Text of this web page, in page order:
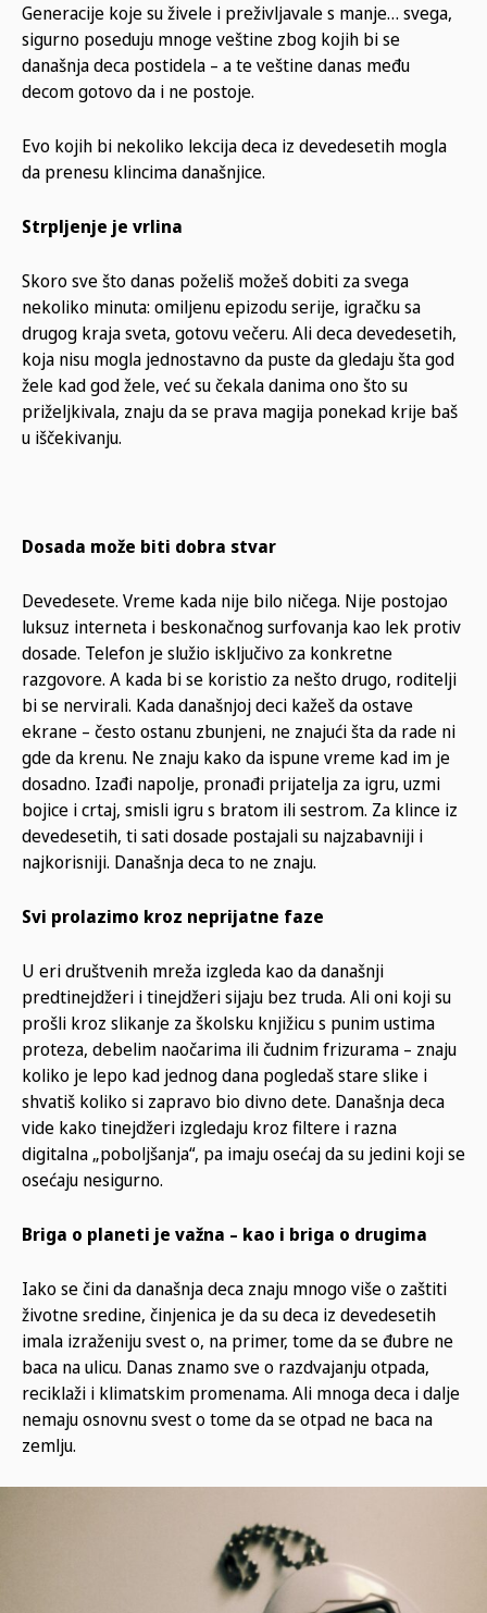
Generacije koje su živele i preživljavale s manje… svega,
sigurno poseduju mnoge veštine zbog kojih bi se
današnja deca postidela – a te veštine danas među
decom gotovo da i ne postoje.
Evo kojih bi nekoliko lekcija deca iz devedesetih mogla
da prenesu klincima današnjice.
Strpljenje je vrlina
Skoro sve što danas poželiš možeš dobiti za svega
nekoliko minuta: omiljenu epizodu serije, igračku sa
drugog kraja sveta, gotovu večeru. Ali deca devedesetih,
koja nisu mogla jednostavno da puste da gledaju šta god
žele kad god žele, već su čekala danima ono što su
priželjkivala, znaju da se prava magija ponekad krije baš
u iščekivanju.
Dosada može biti dobra stvar
Devedesete. Vreme kada nije bilo ničega. Nije postojao
luksuz interneta i beskonačnog surfovanja kao lek protiv
dosade. Telefon je služio isključivo za konkretne
razgovore. A kada bi se koristio za nešto drugo, roditelji
bi se nervirali. Kada današnjoj deci kažeš da ostave
ekrane – često ostanu zbunjeni, ne znajući šta da rade ni
gde da krenu. Ne znaju kako da ispune vreme kad im je
dosadno. Izađi napolje, pronađi prijatelja za igru, uzmi
bojice i crtaj, smisli igru s bratom ili sestrom. Za klince iz
devedesetih, ti sati dosade postajali su najzabavniji i
najkorisniji. Današnja deca to ne znaju.
Svi prolazimo kroz neprijatne faze
U eri društvenih mreža izgleda kao da današnji
predtinejdžeri i tinejdžeri sijaju bez truda. Ali oni koji su
prošli kroz slikanje za školsku knjižicu s punim ustima
proteza, debelim naočarima ili čudnim frizurama – znaju
koliko je lepo kad jednog dana pogledaš stare slike i
shvatiš koliko si zapravo bio divno dete. Današnja deca
vide kako tinejdžeri izgledaju kroz filtere i razna
digitalna „poboljšanja“, pa imaju osećaj da su jedini koji se
osećaju nesigurno.
Briga o planeti je važna – kao i briga o drugima
Iako se čini da današnja deca znaju mnogo više o zaštiti
životne sredine, činjenica je da su deca iz devedesetih
imala izraženiju svest o, na primer, tome da se đubre ne
baca na ulicu. Danas znamo sve o razdvajanju otpada,
reciklaži i klimatskim promenama. Ali mnoga deca i dalje
nemaju osnovnu svest o tome da se otpad ne baca na
zemlju.